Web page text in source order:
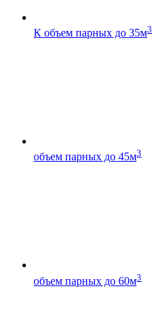
К объем парных до 35м3
объем парных до 45м3
объем парных до 60м3